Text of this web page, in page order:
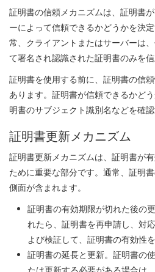
証明書の信頼メカニズムは、証明書
ーによって信頼できるかどうかを決
常、クライアントまたはサーバーは
て署名され認識された証明書のみを信
証明書を使用する前に、証明書の信
あります。証明書が信頼できるかど
明書のサブジェクト識別名などを確
証明書更新メカニズム
証明書更新メカニズムは、証明書が
ために重要な部分です。通常、証明
側面が含まれます。
証明書の有効期限が切れた後の
れたら、証明書を再申請し、対
よび検証して、証明書の有効性
証明書の延長と更新。証明書の